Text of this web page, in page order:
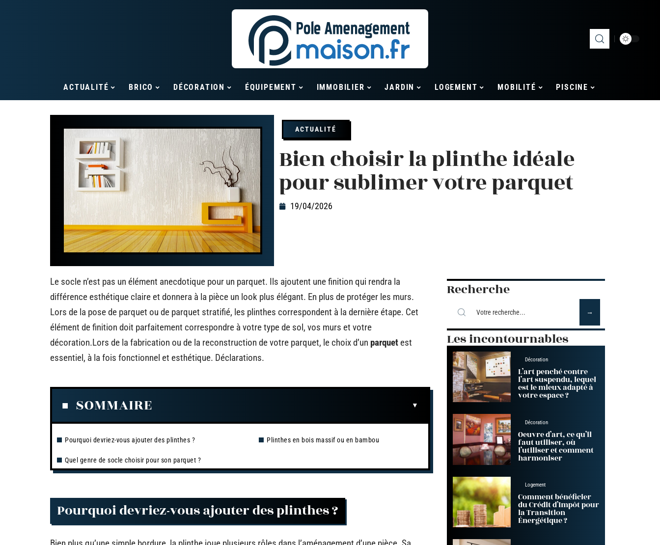
ACTUALITÉ BRICO DÉCORATION ÉQUIPEMENT IMMOBILIER JARDIN LOGEMENT MOBILITÉ PISCINE
ACTUALITÉ
Bien choisir la plinthe idéale
pour sublimer votre parquet
19/04/2026
Le socle n’est pas un élément anecdotique pour un parquet. Ils ajoutent une finition qui rendra la
différence esthétique claire et donnera à la pièce un look plus élégant. En plus de protéger les murs.
Lors de la pose de parquet ou de parquet stratifié, les plinthes correspondent à la dernière étape. Cet
élément de finition doit parfaitement correspondre à votre type de sol, vos murs et votre
décoration.Lors de la fabrication ou de la reconstruction de votre parquet, le choix d’un parquet est
essentiel, à la fois fonctionnel et esthétique. Déclarations.
SOMMAIRE
Pourquoi devriez-vous ajouter des plinthes ?
Quel genre de socle choisir pour son parquet ?
Plinthes en bois massif ou en bambou
Pourquoi devriez-vous ajouter des plinthes ?
Recherche
Les incontournables
Décoration
L’art penché contre
l’art suspendu, lequel
est le mieux adapté à
votre espace ?
Décoration
Oeuvre d’art, ce qu’il
faut utiliser, où
l’utiliser et comment
harmoniser
Logement
Comment bénéficier
du Crédit d’Impôt pour
la Transition
Énergétique ?